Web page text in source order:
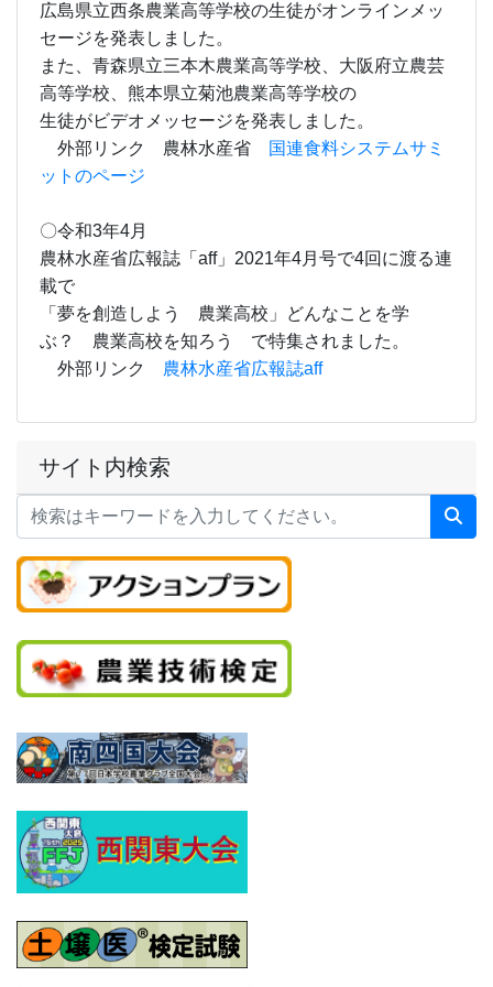
サイト内検索
広島県立西条農業高等学校の生徒がオンラインメッ
セージを発表しました。
また、青森県立三本木農業高等学校、大阪府立農芸
高等学校、熊本県立菊池農業高等学校の
生徒がビデオメッセージを発表しました。
外部リンク 農林水産省
国連食料システムサミ
ットのページ
〇令和3年4月
農林水産省広報誌「aff」2021年4月号で4回に渡る連
載で
「夢を創造しよう 農業高校」どんなことを学
ぶ？ 農業高校を知ろう で特集されました。
外部リンク 農林水産省広報誌aff